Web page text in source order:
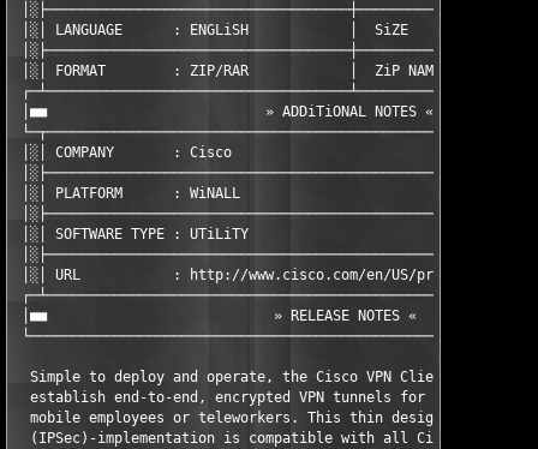
│░│ LANGUAGE      : ENGLiSH            │  SiZE          : 3  x
│░│ FORMAT        : ZIP/RAR            │  ZiP NAME
│■■                          » ADDiTiONAL NOTES «
│░│ COMPANY       :
│░│ PLATFORM      :
│░│ SOFTWARE TYPE :
│░│ URL           : http://www.cisco.com/en/US/products/sw/
│■■                           » RELEASE NOTES «
Simple to deploy and operate, the Cisco VPN Client allows
establish end-to-end, encrypted VPN tunnels for secure
mobile employees or teleworkers. This thin design, IP
(IPSec)-implementation is compatible with all Cisco virtual